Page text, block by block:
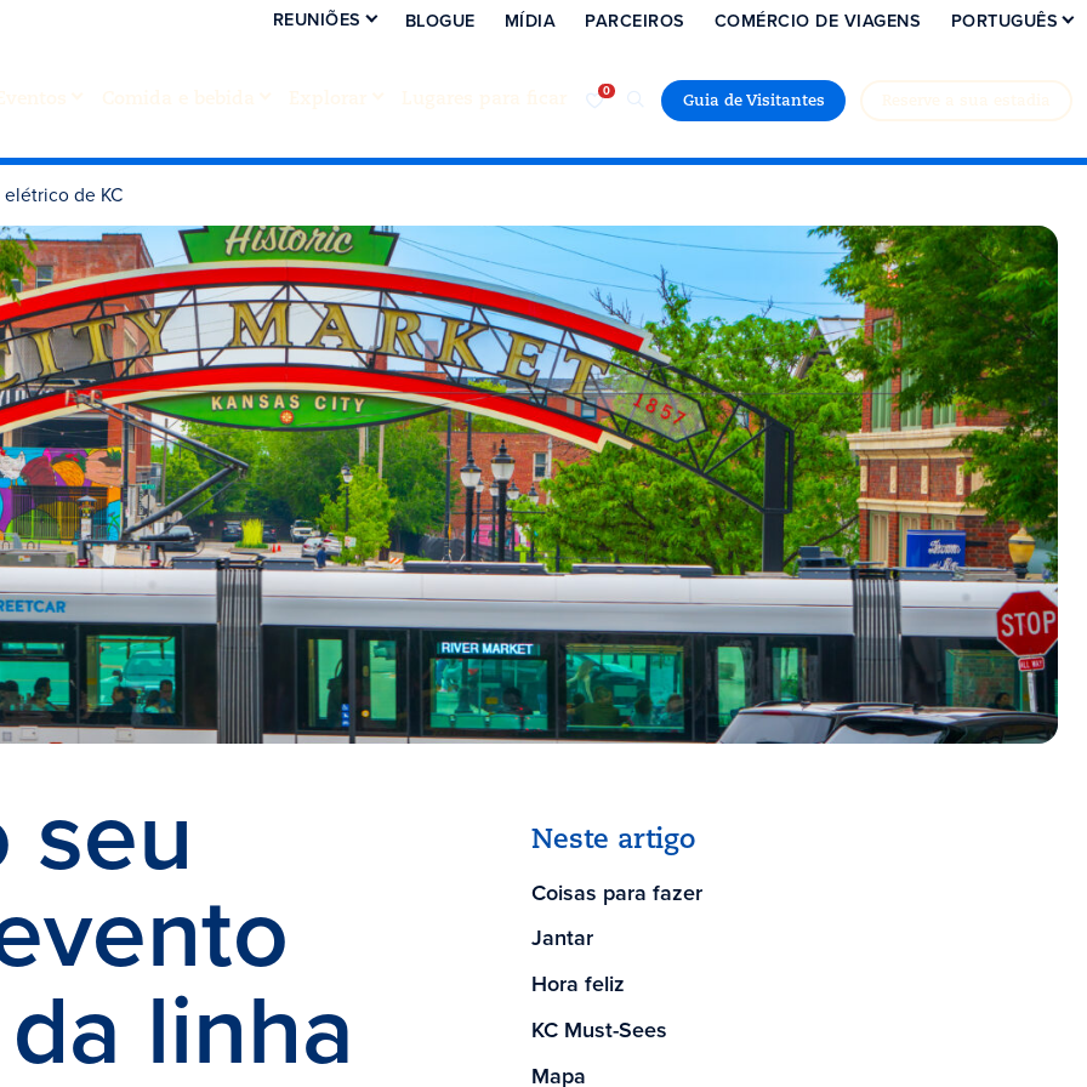
Guia de Visitantes
REUNIÕES BLOGUE MÍDIA PARCEIROS COMÉRCIO DE VIAGENS PORTUGUÊS
de KC
seu
linha
Neste artigo
Coisas para fazer
Jantar
Hora feliz
KC Must-Sees
Mapa